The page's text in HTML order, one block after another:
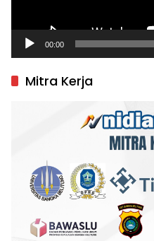
00:00
Mitra Kerja